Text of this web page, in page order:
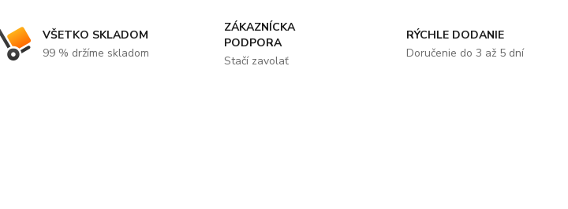
VŠETKO SKLADOM
99 % držíme skladom
ZÁKAZNÍCKA
PODPORA
Stačí zavolať
RÝCHLE DODANIE
Doručenie do 3 až 5 dní